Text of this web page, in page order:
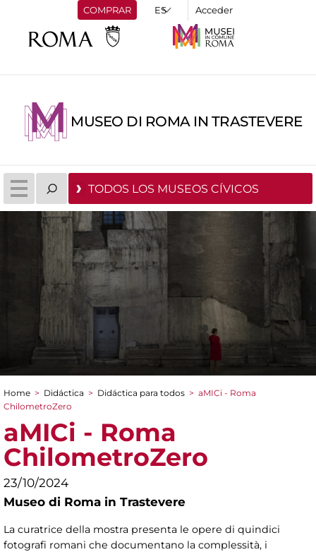
COMPRAR Acceder
MUSEO DI ROMA IN TRASTEVERE
TODOS LOS MUSEOS CÍVICOS
You are here
Home > Didáctica > Didáctica para todos > aMICi - Roma
ChilometroZero
aMICi - Roma
ChilometroZero
23/10/2024
Museo di Roma in Trastevere
La curatrice della mostra presenta le opere di quindici
fotografi romani che documentano la complessità, i